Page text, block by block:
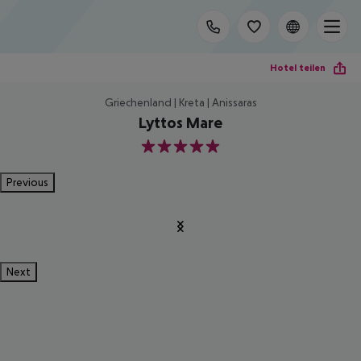
Hotel teilen
Griechenland | Kreta | Anissaras
Lyttos Mare
5
Previous
Next